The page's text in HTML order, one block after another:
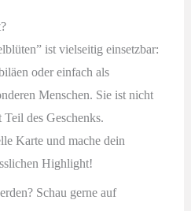
ist vielseitig einsetzbar:
oder einfach als
Menschen. Sie ist nicht
des Geschenks.
Karte und mache dein
Highlight!
Schau gerne auf